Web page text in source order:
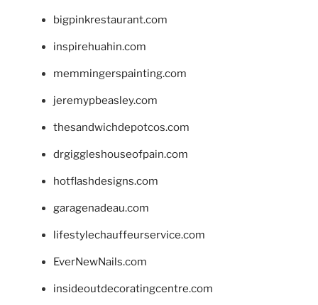
bigpinkrestaurant.com
inspirehuahin.com
memmingerspainting.com
jeremypbeasley.com
thesandwichdepotcos.com
drgiggleshouseofpain.com
hotflashdesigns.com
garagenadeau.com
lifestylechauffeurservice.com
EverNewNails.com
insideoutdecoratingcentre.com